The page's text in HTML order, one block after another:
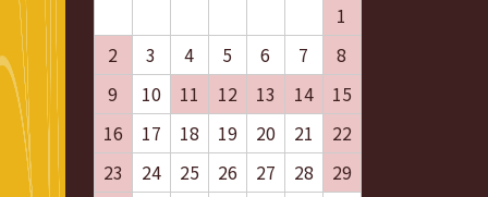
1
2
3 4 5 6 7
8
9
10 11 12 13 14
15
16
17 18 19 20 21
22
23
24 25 26 27 28
29